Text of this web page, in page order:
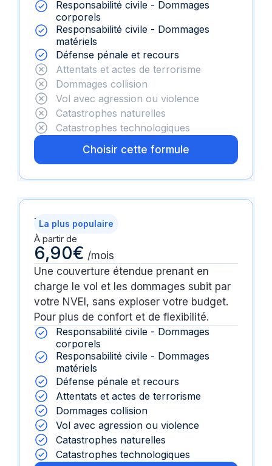
Responsabilité civile - Dommages
corporels
Responsabilité civile - Dommages
matériels
Défense pénale et recours
Attentats et actes de terrorisme
Dommages collision
Vol avec agression ou violence
Catastrophes naturelles
Catastrophes technologiques
Choisir cette formule
Tranquillité
À partir de
6,90€ /mois
Une couverture étendue prenant en
charge le vol et les dommages subit par
votre NVEI, sans exploser votre budget.
Pour plus de confort et de flexibilité.
Responsabilité civile - Dommages
corporels
Responsabilité civile - Dommages
matériels
Défense pénale et recours
Attentats et actes de terrorisme
Dommages collision
Vol avec agression ou violence
Catastrophes naturelles
Catastrophes technologiques
La plus populaire